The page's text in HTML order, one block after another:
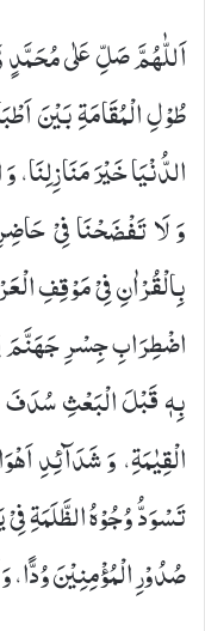
اَللّٰهُمَّ صَلِّ عَلٰى مُحَمَّدٍ وَّ
طُوْلِ الْمُقَامَةِ بَیْنَ
الدُّنْیَا خَیْرَ
وَ لَا تَفْضَحْنَا فِیْ
بِالْقُرْاٰنِ فِیْ مَوْقِفِ
اضْطِرَابِ جِسْرِ جَهَنَّمَ
بِهٖ قَبْلَ الْبَعْثِ سُدَفَ
الْقِیٰمَةِ، وَ شَدَآئِدِ
تَسْوَدُّ وُجُوْهُ الظَّلَمَةِ
صُدُوْرِ الْمُؤْمِنِیْنَ وُدًّا،